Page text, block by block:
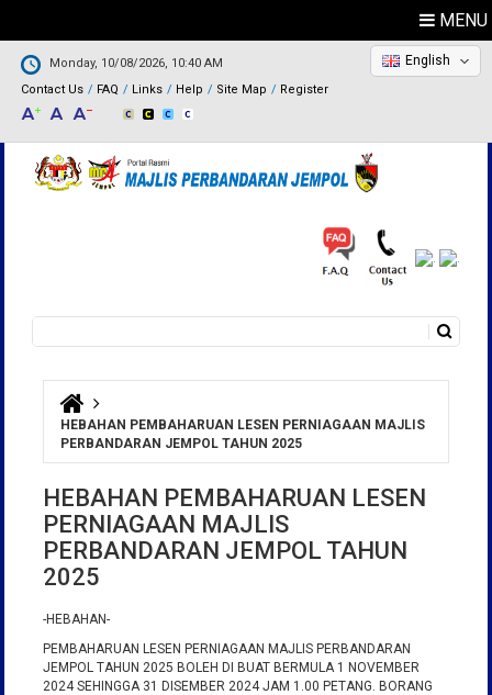
MENU
Monday, 10/08/2026, 10:40 AM
Contact Us
FAQ Links Help Site Map Register
English
Search form
You are here
HEBAHAN PEMBAHARUAN LESEN PERNIAGAAN MAJLIS
PERBANDARAN JEMPOL TAHUN 2025
HEBAHAN PEMBAHARUAN LESEN
PERNIAGAAN MAJLIS
PERBANDARAN JEMPOL TAHUN
2025
-HEBAHAN-
PEMBAHARUAN LESEN PERNIAGAAN MAJLIS PERBANDARAN
JEMPOL TAHUN 2025 BOLEH DI BUAT BERMULA 1 NOVEMBER
2024 SEHINGGA 31 DISEMBER 2024 JAM 1.00 PETANG. BORANG